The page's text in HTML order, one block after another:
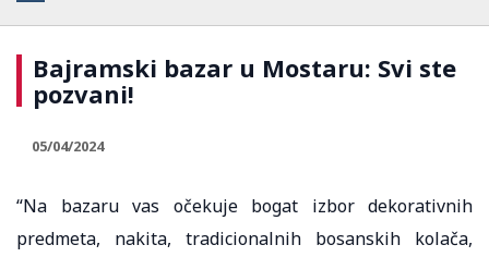
Bajramski bazar u Mostaru: Svi ste
pozvani!
05/04/2024
“Na bazaru vas očekuje bogat izbor dekorativnih
predmeta, nakita, tradicionalnih bosanskih kolača,